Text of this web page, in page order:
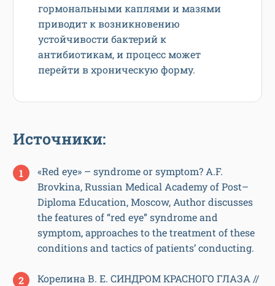
гормональными каплями и мазями
приводит к возникновению
устойчивости бактерий к
антибиотикам, и процесс может
перейти в хроническую форму.
Источники:
«Red eye» – syndrome or symptom? A.F.
Brovkina, Russian Medical Academy of Post–
Diploma Education, Moscow, Author discusses
the features of “red eye” syndrome and
symptom, approaches to the treatment of these
conditions and tactics of patients’ conducting.
Корелина В. Е. СИНДРОМ КРАСНОГО ГЛАЗА //